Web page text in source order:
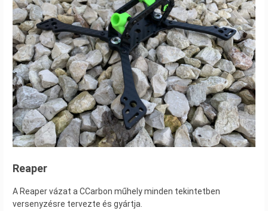
Reaper
A Reaper vázat a CCarbon műhely minden tekintetben
versenyzésre tervezte és gyártja.